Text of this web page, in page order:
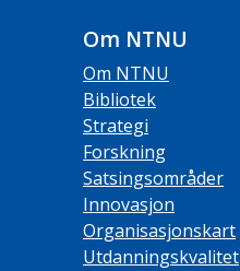
Om NTNU
Om NTNU
Bibliotek
Strategi
Forskning
Satsingsområder
Innovasjon
Organisasjonskart
Utdanningskvalitet